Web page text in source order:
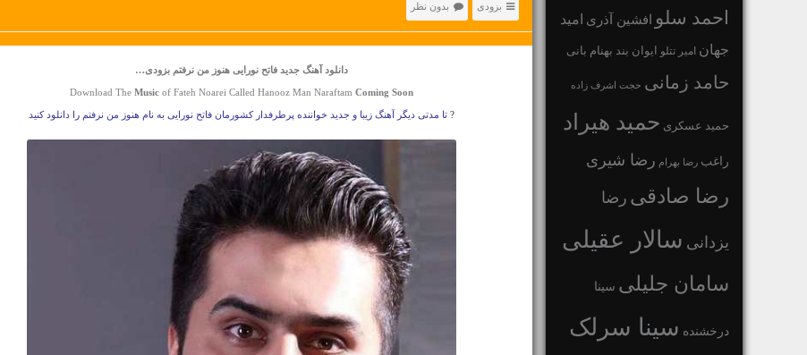
احمد سلو افشین آذری امید
جهان امیر تتلو ایوان بند بهنام بانی
حامد زمانی حجت اشرف زاده
حمید عسکری حمید هیراد
راغب رضا بهرام رضا شیری
رضا صادقی رضا
یزدانی سالار عقیلی
سامان جلیلی سینا
درخشنده سینا سرلک
بزودی بدون نظر
دانلود آهنگ جدید فاتح نورایی هنوز من نرفتم بزودی…
Download The Music of Fateh Noarei Called Hanooz Man Naraftam Coming Soon
? تا مدتی دیگر آهنگ زیبا و جدید خواننده پرطرفدار کشورمان فاتح نورایی به نام هنوز من نرفتم را دانلود کنید